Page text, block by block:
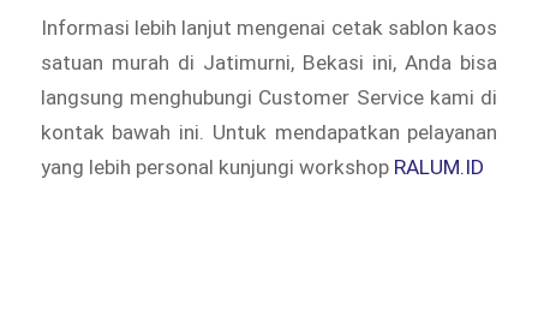
Informasi lebih lanjut mengenai cetak sablon kaos
satuan murah di Jatimurni, Bekasi ini, Anda bisa
langsung menghubungi Customer Service kami di
kontak bawah ini. Untuk mendapatkan pelayanan
yang lebih personal kunjungi workshop RALUM.ID